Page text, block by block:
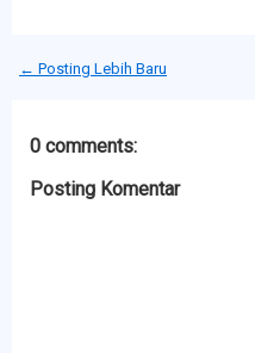
← Posting Lebih Baru
0 comments:
Posting Komentar